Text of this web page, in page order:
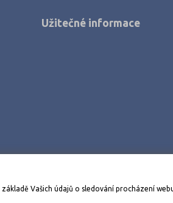
aplikaci Adresář škol
Užitečné informace
Vašich údajů o sledování procházení